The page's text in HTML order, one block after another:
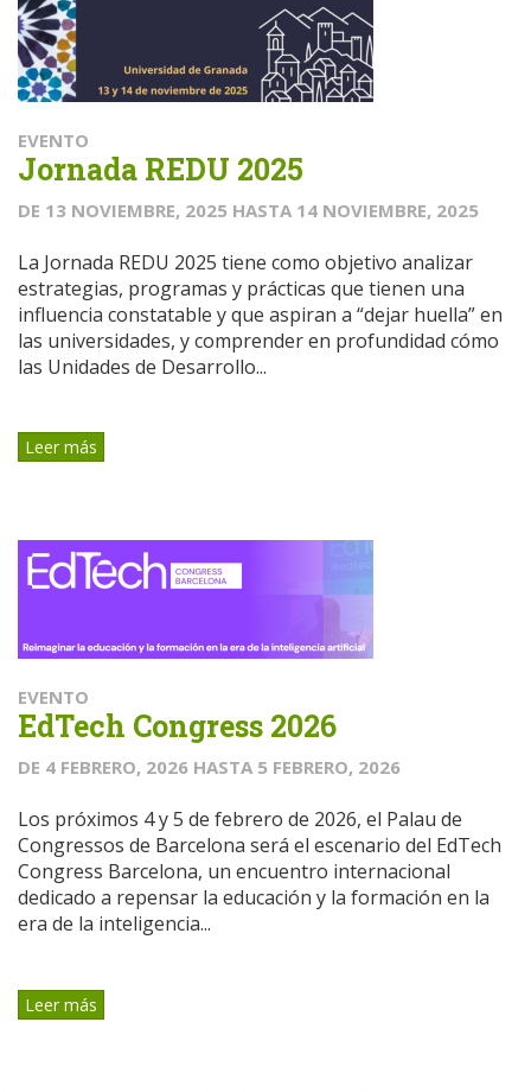
EVENTO
Jornada REDU 2025
DE 13 NOVIEMBRE, 2025 HASTA 14 NOVIEMBRE, 2025
La Jornada REDU 2025 tiene como objetivo analizar
estrategias, programas y prácticas que tienen una
influencia constatable y que aspiran a “dejar huella” en
las universidades, y comprender en profundidad cómo
las Unidades de Desarrollo...
Leer más
EVENTO
EdTech Congress 2026
DE 4 FEBRERO, 2026 HASTA 5 FEBRERO, 2026
Los próximos 4 y 5 de febrero de 2026, el Palau de
Congressos de Barcelona será el escenario del EdTech
Congress Barcelona, un encuentro internacional
dedicado a repensar la educación y la formación en la
era de la inteligencia...
Leer más